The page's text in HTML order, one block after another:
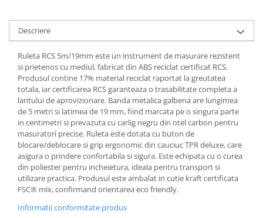
Articole pentru rufe, casa,
geamuri, mobila
Articole pentru birou, suprafete,
pardoseli
Intretinere si odorizante masina
Saci de gunoi
Accesorii pentru curatenie
Tipografie si stampile
Formulare tipizate
Caiete si blocnotesuri
personalizate
Descriere
Ruleta RCS 5m/19mm este un instrument de masurare rezistent
si prietenos cu mediul, fabricat din ABS reciclat certificat RCS.
Produsul contine 17% material reciclat raportat la greutatea
totala, iar certificarea RCS garanteaza o trasabilitate completa a
lantului de aprovizionare. Banda metalica galbena are lungimea
de 5 metri si latimea de 19 mm, fiind marcata pe o singura parte
in centimetri si prevazuta cu carlig negru din otel carbon pentru
masuratori precise. Ruleta este dotata cu buton de
blocare/deblocare si grip ergonomic din cauciuc TPR deluxe, care
asigura o prindere confortabila si sigura. Este echipata cu o curea
din poliester pentru incheietura, ideala pentru transport si
utilizare practica. Produsul este ambalat in cutie kraft certificata
FSC® mix, confirmand orientarea eco friendly.
Informatii conformitate produs